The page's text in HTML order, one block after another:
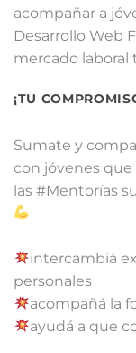
acompañar a
Desarrollo Web
mercado laboral
¡TU
Sumate y
con jóvenes
las #Mentorías
intercambiá
personales
acompañá la
ayudá a que